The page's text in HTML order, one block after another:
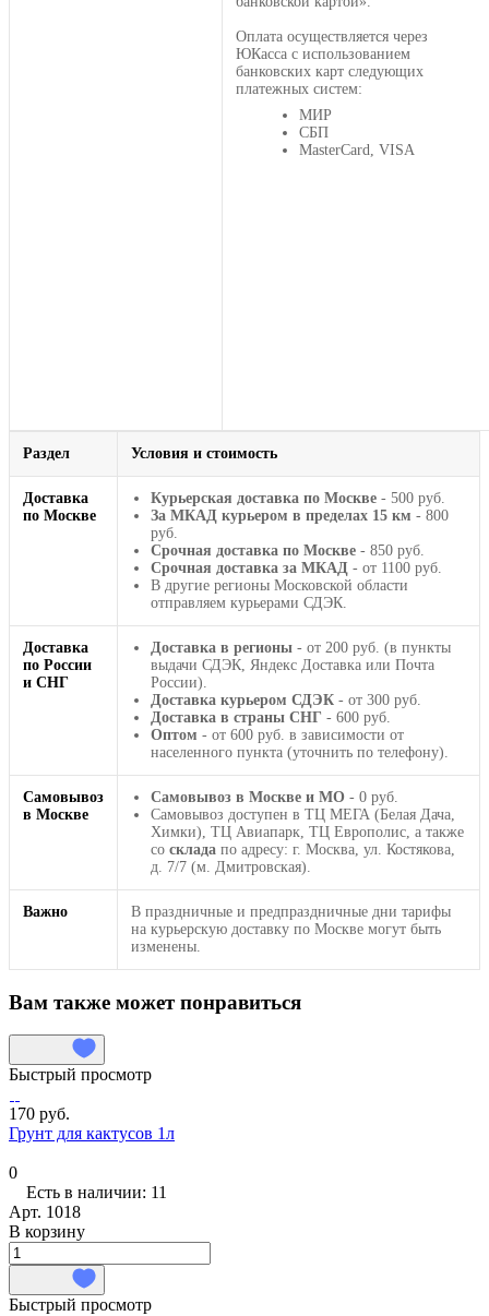
Оплата осуществляется через
ЮКасса с использованием
банковских карт следующих
платежных систем:
МИР
СБП
MasterCard, VISA
Раздел Условия и стоимость
Доставка
по Москве
Курьерская доставка по Москве - 500 руб.
За МКАД курьером в пределах 15 км - 800
руб.
Срочная доставка по Москве - 850 руб.
Срочная доставка за МКАД - от 1100 руб.
В другие регионы Московской области
отправляем курьерами СДЭК.
Доставка
по России
и СНГ
Доставка в регионы - от 200 руб. (в пункты
выдачи СДЭК, Яндекс Доставка или Почта
России).
Доставка курьером СДЭК - от 300 руб.
Доставка в страны СНГ - 600 руб.
Оптом - от 600 руб. в зависимости от
населенного пункта (уточнить по телефону).
Самовывоз
в Москве
Самовывоз в Москве и МО - 0 руб.
Самовывоз доступен в ТЦ МЕГА (Белая Дача,
Химки), ТЦ Авиапарк, ТЦ Европолис, а также
со склада по адресу: г. Москва, ул. Костякова,
д. 7/7 (м. Дмитровская).
Важно
В праздничные и предпраздничные дни тарифы
на курьерскую доставку по Москве могут быть
изменены.
Вам также может понравиться
Быстрый просмотр
170 руб.
Грунт для кактусов 1л
0
Есть в наличии: 11
Арт. 1018
В корзину
Быстрый просмотр